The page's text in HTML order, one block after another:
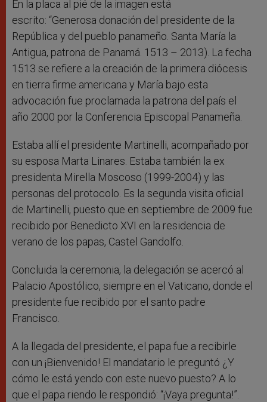
En la placa al pié de la imagen está
escrito: “Generosa donación del presidente de la
República y del pueblo panameño. Santa María la
Antigua, patrona de Panamá. 1513 – 2013). La fecha
1513 se refiere a la creación de la primera diócesis
en tierra firme americana y María bajo esta
advocación fue proclamada la patrona del país el
año 2000 por la Conferencia Episcopal Panameña.
Estaba allí el presidente Martinelli, acompañado por
su esposa Marta Linares. Estaba también la ex
presidenta Mirella Moscoso (1999-2004) y las
personas del protocolo. Es la segunda visita oficial
de Martinelli, puesto que en septiembre de 2009 fue
recibido por Benedicto XVI en la residencia de
verano de los papas, Castel Gandolfo.
Concluida la ceremonia, la delegación se acercó al
Palacio Apostólico, siempre en el Vaticano, donde el
presidente fue recibido por el santo padre
Francisco.
A la llegada del presidente, el papa fue a recibirle
con un ¡Bienvenido! El mandatario le preguntó ¿Y
cómo le está yendo con este nuevo puesto? A lo
que el papa riendo le respondió: “¡Vaya pregunta!”.